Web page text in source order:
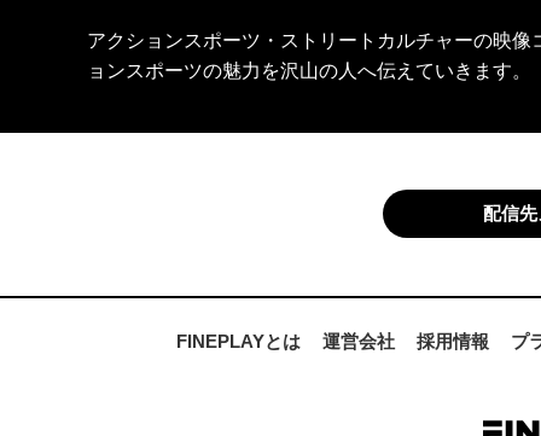
アクションスポーツ・ストリートカルチャーの映
ョンスポーツの魅力を沢山の人へ伝えていきます。
配信
FINEPLAYとは 運営会社 採用情報 プ